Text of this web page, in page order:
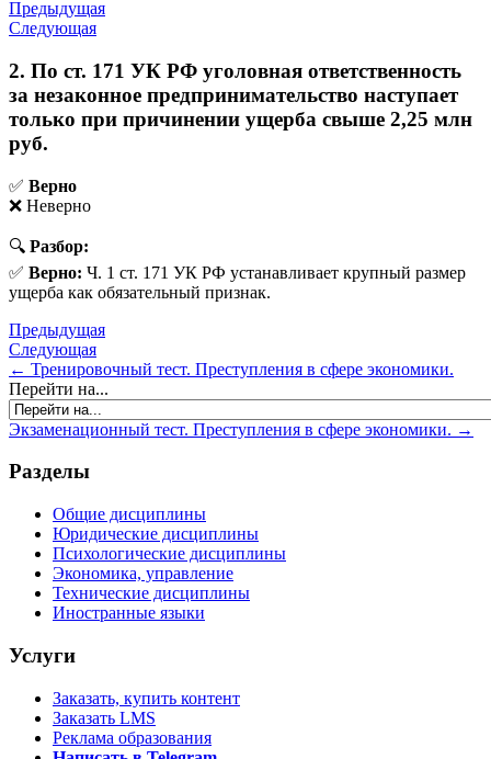
Предыдущая
Следующая
2. По ст. 171 УК РФ уголовная ответственность
за незаконное предпринимательство наступает
только при причинении ущерба свыше 2,25 млн
руб.
✅ Верно
❌ Неверно
🔍 Разбор:
✅ Верно: Ч. 1 ст. 171 УК РФ устанавливает крупный размер
ущерба как обязательный признак.
Предыдущая
Следующая
← Тренировочный тест. Преступления в сфере экономики.
Перейти на...
Экзаменационный тест. Преступления в сфере экономики. →
Разделы
Общие дисциплины
Юридические дисциплины
Психологические дисциплины
Экономика, управление
Технические дисциплины
Иностранные языки
Услуги
Заказать, купить контент
Заказать LMS
Реклама образования